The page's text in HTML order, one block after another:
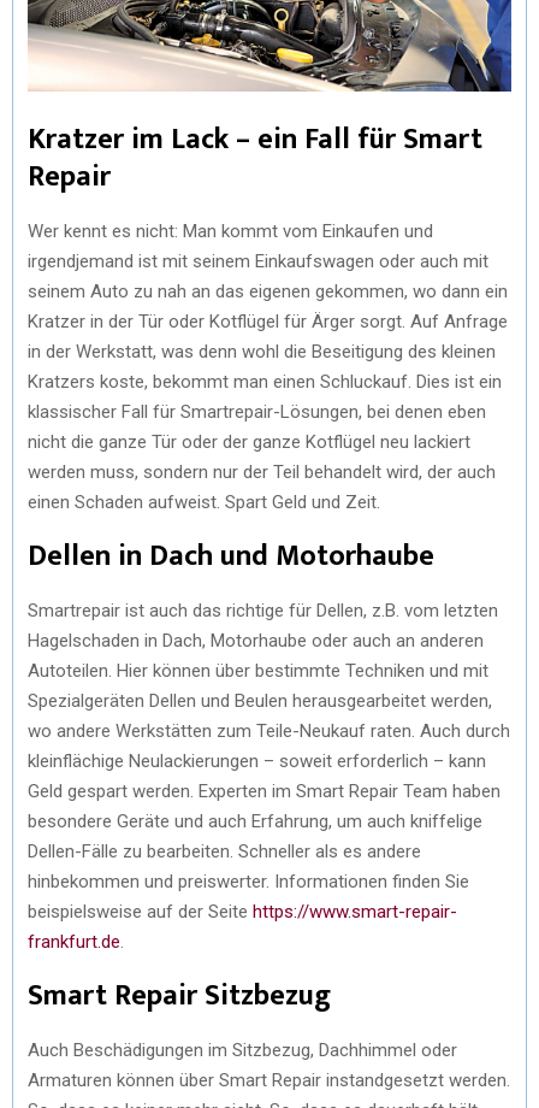
Kratzer im Lack – ein Fall für Smart
Repair
Wer kennt es nicht: Man kommt vom Einkaufen und
irgendjemand ist mit seinem Einkaufswagen oder auch mit
seinem Auto zu nah an das eigenen gekommen, wo dann ein
Kratzer in der Tür oder Kotflügel für Ärger sorgt. Auf Anfrage
in der Werkstatt, was denn wohl die Beseitigung des kleinen
Kratzers koste, bekommt man einen Schluckauf. Dies ist ein
klassischer Fall für Smartrepair-Lösungen, bei denen eben
nicht die ganze Tür oder der ganze Kotflügel neu lackiert
werden muss, sondern nur der Teil behandelt wird, der auch
einen Schaden aufweist. Spart Geld und Zeit.
Dellen in Dach und Motorhaube
Smartrepair ist auch das richtige für Dellen, z.B. vom letzten
Hagelschaden in Dach, Motorhaube oder auch an anderen
Autoteilen. Hier können über bestimmte Techniken und mit
Spezialgeräten Dellen und Beulen herausgearbeitet werden,
wo andere Werkstätten zum Teile-Neukauf raten. Auch durch
kleinflächige Neulackierungen – soweit erforderlich – kann
Geld gespart werden. Experten im Smart Repair Team haben
besondere Geräte und auch Erfahrung, um auch kniffelige
Dellen-Fälle zu bearbeiten. Schneller als es andere
hinbekommen und preiswerter. Informationen finden Sie
beispielsweise auf der Seite https://www.smart-repair-
frankfurt.de.
Smart Repair Sitzbezug
Auch Beschädigungen im Sitzbezug, Dachhimmel oder
Armaturen können über Smart Repair instandgesetzt werden.